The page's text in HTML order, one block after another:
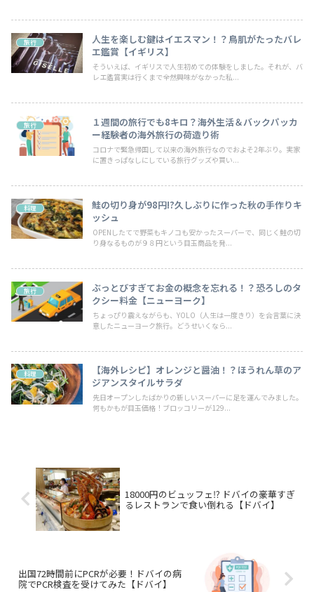
旅行
人生を楽しむ鍵はイエスマン！？鳥肌がたったバレ
エ鑑賞【イギリス】
そういえば、イギリスで人生初めての体験をしました。それが、バ
レエ鑑賞実は行くまで全然興味がなかった私...
旅行
１週間の旅行でも8キロ？海外生活＆バックパッカ
ー経験者の海外旅行の荷造り術
コロナで緊急帰国して以来の海外旅行なのでおよそ2年ぶり。実家
に置きっぱなしにしている旅行グッズや買い...
料理
鮭の切り身が98円!?久しぶりに作った秋の手作りキ
ッシュ
OPENしたてで野菜もキノコも安かったスーパーで、同じく鮭の切
り身なるものが９８円という目玉商品を発...
旅行
ぶっとびすぎてお金の概念を忘れる！？恐ろしのタ
クシー料金【ニューヨーク】
ちょっぴり震えながらも、YOLO（人生は一度きり）を合言葉に決
意したニューヨーク旅行。どうせいくなら...
料理
【海外レシピ】オレンジと醤油！？ほうれん草のア
ジアンスタイルサラダ
先日オープンしたばかりの新しいスーパーに足を運んでみました。
何もかもが目玉価格！ブロッコリーが129...
18000円のビュッフェ⁉︎ ドバイの豪華すぎ
るレストランで食い倒れる【ドバイ】
出国72時間前にPCRが必要！ドバイの病
院でPCR検査を受けてみた【ドバイ】